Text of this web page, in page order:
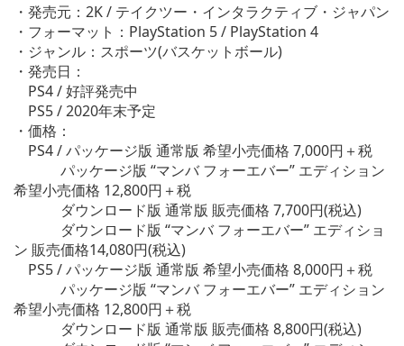
・発売元：2K / テイクツー・インタラクティブ・ジャパン
・フォーマット：PlayStation 5 / PlayStation 4
・ジャンル：スポーツ(バスケットボール)
・発売日：
PS4 / 好評発売中
PS5 / 2020年末予定
・価格：
PS4 / パッケージ版 通常版 希望小売価格 7,000円＋税
パッケージ版 “マンバ フォーエバー” エディション
希望小売価格 12,800円＋税
ダウンロード版 通常版 販売価格 7,700円(税込)
ダウンロード版 “マンバ フォーエバー” エディショ
ン 販売価格14,080円(税込)
PS5 / パッケージ版 通常版 希望小売価格 8,000円＋税
パッケージ版 “マンバ フォーエバー” エディション
希望小売価格 12,800円＋税
ダウンロード版 通常版 販売価格 8,800円(税込)